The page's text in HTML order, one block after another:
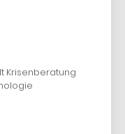
Krisenberatung